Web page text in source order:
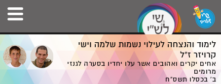
לימוד והנצחה לעילוי נשמות שלמה וישי
קרויזר ז”ל
אחים יקרים ואהובים אשר עלו יחדיו בסערה לגנזי
מרומים
ב' בכסלו תשס”ח